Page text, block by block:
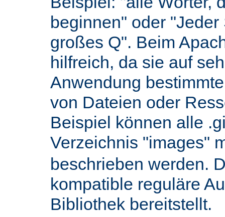
beginnen" oder
großes Q". Beim
hilfreich, da sie auf
Anwendung
von Dateien oder
Beispiel können alle
Verzeichnis "images"
beschrieben werden.
kompatible reguläre
Bibliothek bereitstellt.